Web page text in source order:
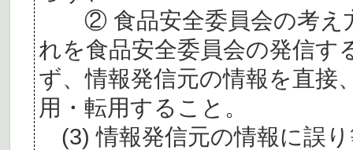
② 食品安全委員会の考え
れを食品安全委員会の発信す
ず、情報発信元の情報を直接
用・転用すること。
(3) 情報発信元の情報に誤